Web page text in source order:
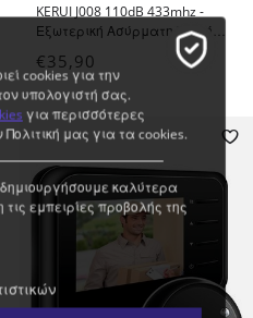
KERUI J008 110dB 433mhz -
Εξωτερική Ασύρματη Σειρήνα
για Συναγερμούς Ασφαλείας
KERUI και Συμβατούς
€35,90
cookies για την
υπολογιστή σας.
για περισσότερες
μας για τα cookies.
καλύτερα
εμπειρίες προβολής της